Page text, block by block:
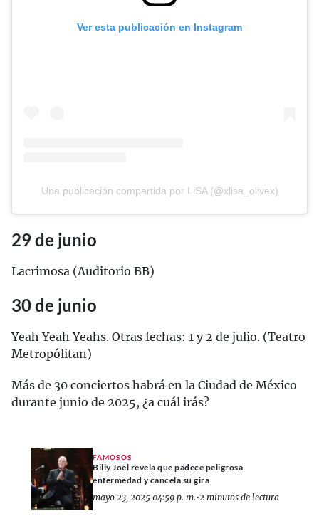
Ver esta publicación en Instagram
Una publicación compartida por LiSA (@xlisa_olivex)
29 de junio
Lacrimosa (Auditorio BB)
30 de junio
Yeah Yeah Yeahs. Otras fechas: 1 y 2 de julio. (Teatro
Metropólitan)
Más de 30 conciertos habrá en la Ciudad de México
durante junio de 2025, ¿a cuál irás?
FAMOSOS
Billy Joel revela que padece peligrosa
enfermedad y cancela su gira
mayo 23, 2025 04:59 p. m.•2 minutos de lectura